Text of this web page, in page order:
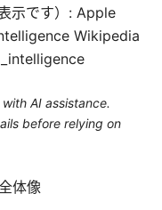
示です）: Apple
Wikipedia
AI assistance.
before relying on
体像